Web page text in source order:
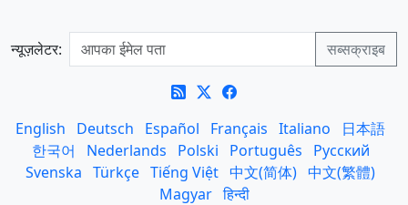
न्यूज़लेटर:
English Deutsch Español Français Italiano
日本語
한국어
Nederlands Polski Português
Русский
Svenska Türkçe Tiếng Việt 中文(简体) 中文(繁體)
Magyar हिन्दी